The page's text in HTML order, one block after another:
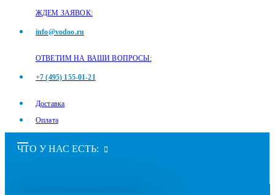
ЖДЕМ ЗАЯВОК:
info@vodoo.ru
ОТВЕТИМ НА ВАШИ ВОПРОСЫ:
+7 (495) 155-01-21
Доставка
Оплата
ЧТО У НАС ЕСТЬ: